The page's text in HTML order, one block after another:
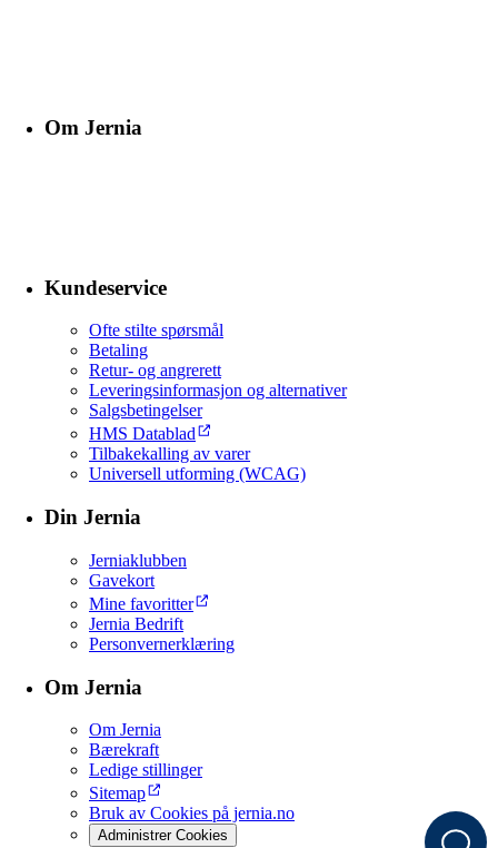
Om Jernia
Kundeservice
Ofte stilte spørsmål
Betaling
Retur- og angrerett
Leveringsinformasjon og alternativer
Salgsbetingelser
HMS Datablad
Tilbakekalling av varer
Universell utforming (WCAG)
Din Jernia
Jerniaklubben
Gavekort
Mine favoritter
Jernia Bedrift
Personvernerklæring
Om Jernia
Om Jernia
Bærekraft
Ledige stillinger
Sitemap
Bruk av Cookies på jernia.no
Administrer Cookies